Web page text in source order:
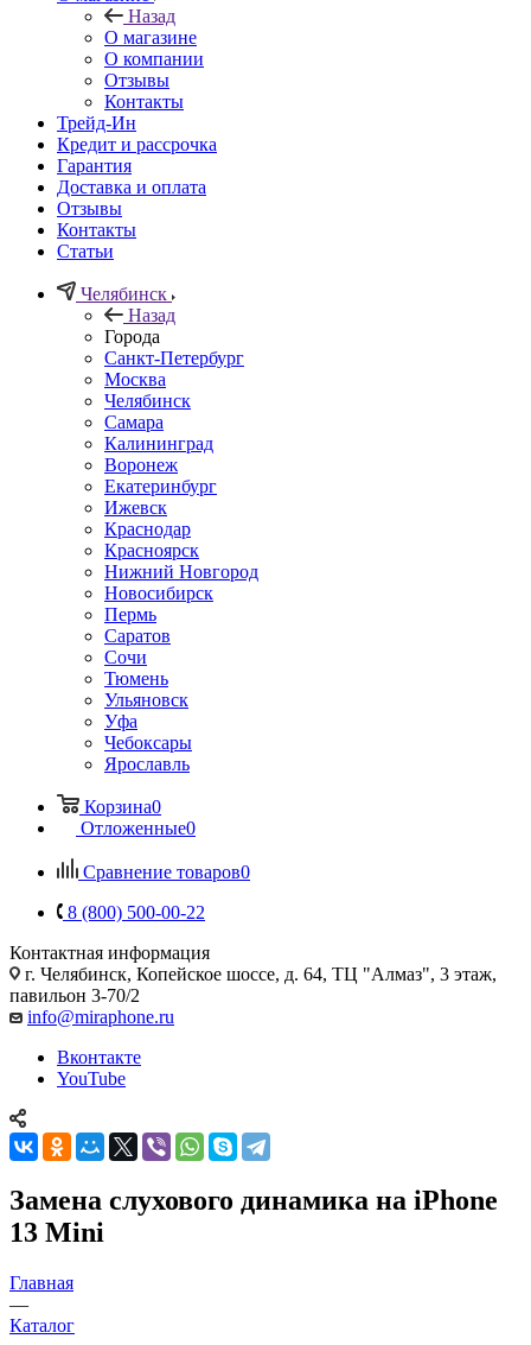
Назад
О магазине
О компании
Отзывы
Контакты
Трейд-Ин
Кредит и рассрочка
Гарантия
Доставка и оплата
Отзывы
Контакты
Статьи
Челябинск
Назад
Города
Санкт-Петербург
Москва
Челябинск
Самара
Калининград
Воронеж
Екатеринбург
Ижевск
Краснодар
Красноярск
Нижний Новгород
Новосибирск
Пермь
Саратов
Сочи
Тюмень
Ульяновск
Уфа
Чебоксары
Ярославль
Корзина0
Отложенные0
Сравнение товаров0
8 (800) 500-00-22
Контактная информация
г. Челябинск, Копейское шоссе, д. 64, ТЦ "Алмаз", 3 этаж,
павильон 3-70/2
info@miraphone.ru
Вконтакте
YouTube
Замена слухового динамика на iPhone
13 Mini
Главная
—
Каталог